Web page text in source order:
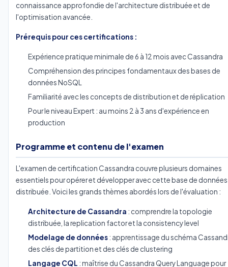
connaissance approfondie de l'architecture distribuée et de
l'optimisation avancée.
Prérequis pour ces certifications :
Expérience pratique minimale de 6 à 12 mois avec Cassandra
Compréhension des principes fondamentaux des bases de
données NoSQL
Familiarité avec les concepts de distribution et de réplication
Pour le niveau Expert : au moins 2 à 3 ans d'expérience en
production
Programme et contenu de l'examen
L'examen de certification Cassandra couvre plusieurs domaines
essentiels pour opérer et développer avec cette base de données
distribuée. Voici les grands thèmes abordés lors de l'évaluation :
Architecture de Cassandra : comprendre la topologie
distribuée, la replication factor et la consistency level
Modelage de données: apprentissage du schéma
des clés de partition et des clés de clustering
Langage CQL : maîtrise du Cassandra Query Language pour